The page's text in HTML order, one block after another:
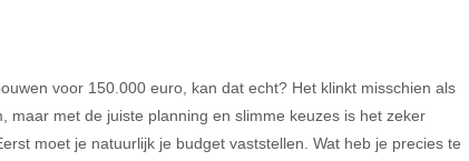
voor 150.000 euro, kan dat echt? Het klinkt misschien als
maar met de juiste planning en slimme keuzes is het zeker
moet je natuurlijk je budget vaststellen. Wat heb je precies te